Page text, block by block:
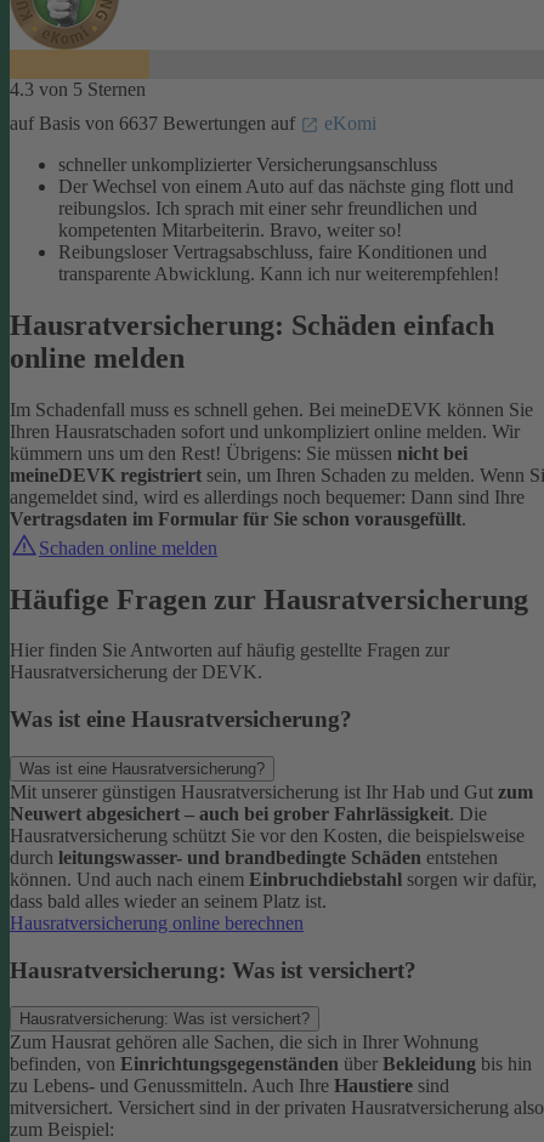
4.3 von 5 Sternen
auf Basis von 6637 Bewertungen auf
eKomi
schneller unkomplizierter Versicherungsanschluss
Der Wechsel von einem Auto auf das nächste ging flott und
reibungslos. Ich sprach mit einer sehr freundlichen und
kompetenten Mitarbeiterin. Bravo, weiter so!
Reibungsloser Vertragsabschluss, faire Konditionen und
transparente Abwicklung. Kann ich nur weiterempfehlen!
Hausratversicherung: Schäden einfach
online melden
Im Schadenfall muss es schnell gehen. Bei meineDEVK können Sie
Ihren Hausratschaden sofort und unkompliziert online melden. Wir
kümmern uns um den Rest! Übrigens: Sie müssen nicht bei
meineDEVK registriert sein, um Ihren Schaden zu melden. Wenn
angemeldet sind, wird es allerdings noch bequemer: Dann sind Ihre
Vertragsdaten im Formular für Sie schon vorausgefüllt.
Schaden online melden
Häufige Fragen zur Hausratversicherung
Hier finden Sie Antworten auf häufig gestellte Fragen zur
Hausratversicherung der DEVK.
Was ist eine Hausratversicherung?
Was ist eine Hausratversicherung?
Mit unserer günstigen Hausratversicherung ist Ihr Hab und Gut zum
Neuwert abgesichert – auch bei grober Fahrlässigkeit. Die
Hausratversicherung schützt Sie vor den Kosten, die beispielsweise
durch leitungswasser- und brandbedingte Schäden entstehen
können. Und auch nach einem Einbruchdiebstahl sorgen wir dafür,
dass bald alles wieder an seinem Platz ist.
Hausratversicherung online berechnen
Hausratversicherung: Was ist versichert?
Hausratversicherung: Was ist versichert?
Zum Hausrat gehören alle Sachen, die sich in Ihrer Wohnung
befinden, von Einrichtungsgegenständen über Bekleidung bis hin
zu Lebens- und Genussmitteln. Auch Ihre Haustiere sind
mitversichert. Versichert sind in der privaten Hausratversicherung also
zum Beispiel: